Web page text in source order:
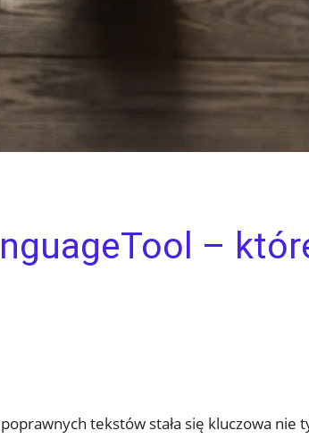
–
tekstów stała się kluczowa nie